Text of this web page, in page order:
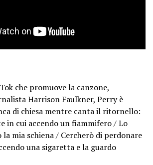
che promuove la canzone,
Harrison Faulkner, Perry è
di chiesa mentre canta il ritornello:
in cui accendo un fiammifero / Lo
mia schiena / Cercherò di perdonare
una sigaretta e la guardo